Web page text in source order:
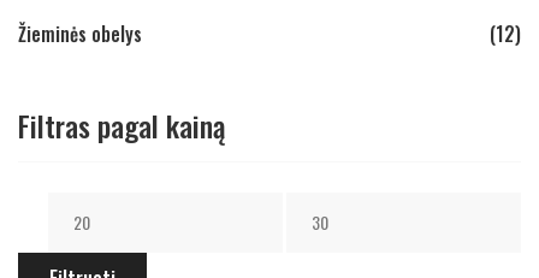
Žieminės obelys
(12)
Filtras pagal kainą